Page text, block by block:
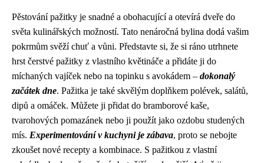
Pěstování pažitky je snadné a obohacující a otevírá dveře do
světa kulinářských možností. Tato nenáročná bylina dodá vašim
pokrmům svěží chuť a vůni. Představte si, že si ráno utrhnete
hrst čerstvé pažitky z vlastního květináče a přidáte ji do
míchaných vajíček nebo na topinku s avokádem – dokonalý
začátek dne. Pažitka je také skvělým doplňkem polévek, salátů,
dipů a omáček. Můžete ji přidat do bramborové kaše,
tvarohových pomazánek nebo ji použít jako ozdobu studených
mís. Experimentování v kuchyni je zábava, proto se nebojte
zkoušet nové recepty a kombinace. S pažitkou z vlastní